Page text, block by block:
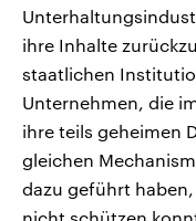
ihre Inhalte
staatlichen
Unternehmen, die
ihre teils geheimen
gleichen
dazu geführt haben,